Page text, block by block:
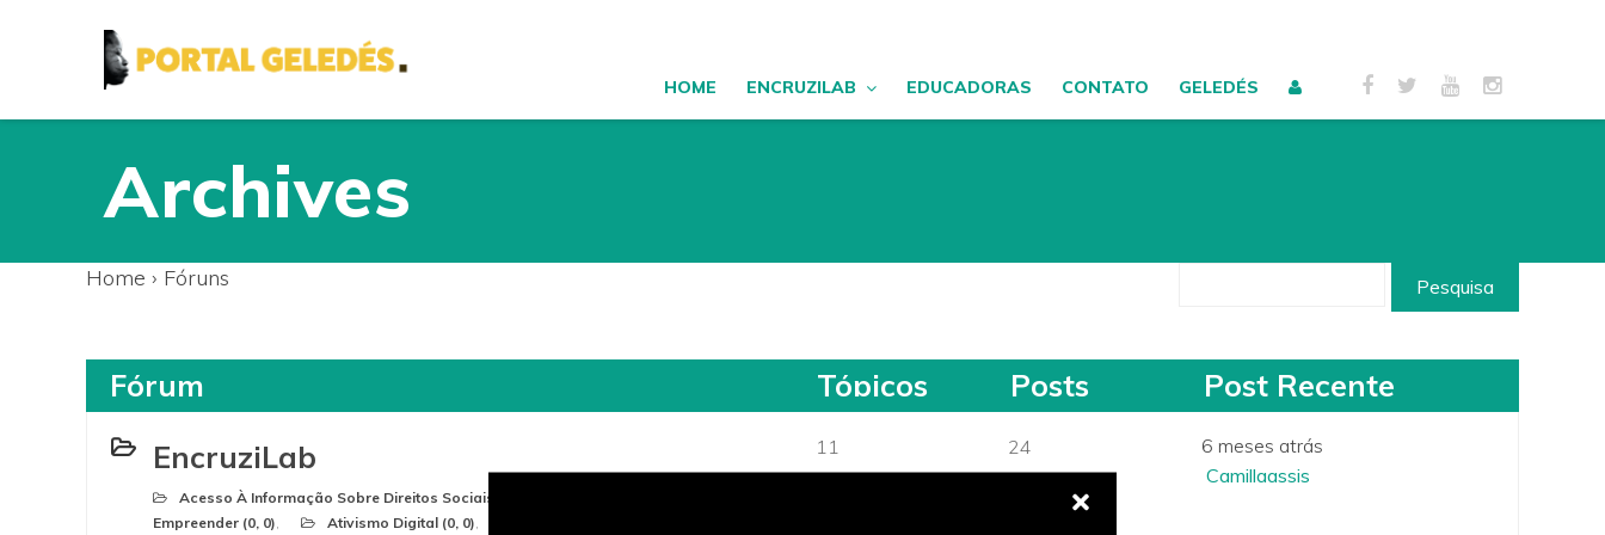
HOME ENCRUZILAB EDUCADORAS CONTATO GELEDÉS
Archives
Home › Fóruns
Fórum Tópicos Posts
Post Recente
EncruziLab
Acesso À Informação Sobre Direitos Sociais (0, 0)
Empreender (0, 0)
Ativismo Digital (0, 0)
11 24
6 meses atrás
Camillaassis